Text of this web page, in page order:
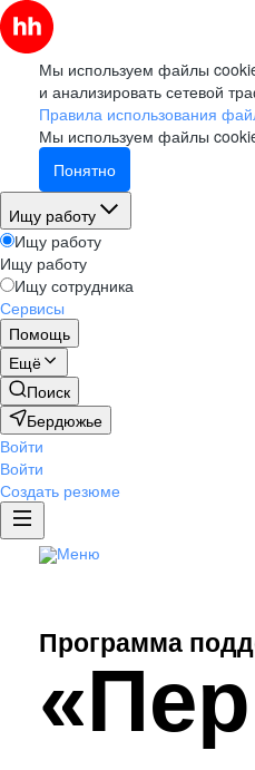
Мы используем файлы
и анализировать сетевой
Правила использования
Мы используем файлы
Понятно
Ищу работу
Ищу работу
Ищу работу
Ищу сотрудника
Сервисы
Помощь
Ещё
Поиск
Бердюжье
Войти
Войти
Создать резюме
Программа